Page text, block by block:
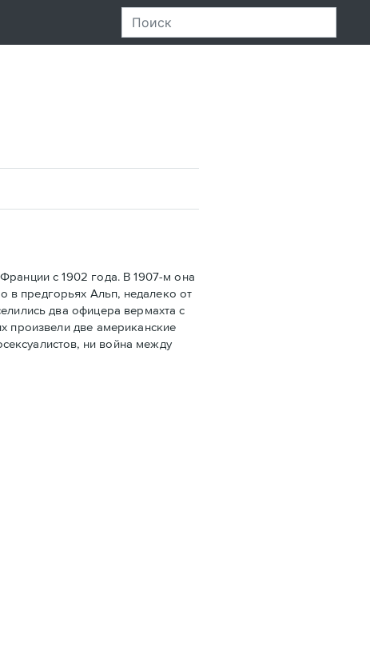
с 1902 года. В 1907-м она
в предгорьях Альп, недалеко от
два офицера вермахта с
произвели две американские
ни война между